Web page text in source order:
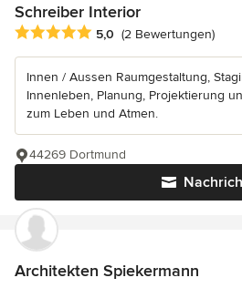
Schreiber Interior
Durchschnittliche Bewertung: 5 von
5,0 (2 Bewertungen)
Innen / Aussen Raumgestaltung,
Innenleben, Planung, Projektierung
zum Leben und Atmen.
44269 Dortmund
Architekten Spiekermann